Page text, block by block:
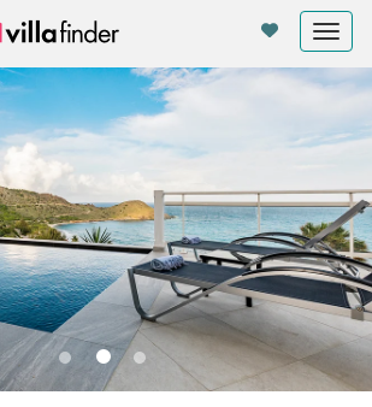
cookies